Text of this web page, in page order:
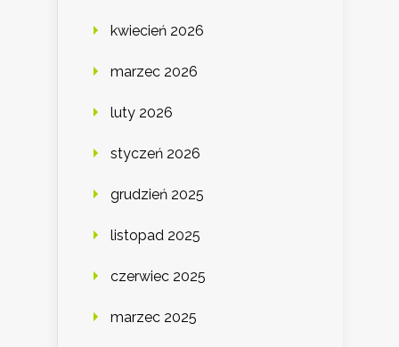
kwiecień 2026
marzec 2026
luty 2026
styczeń 2026
grudzień 2025
listopad 2025
czerwiec 2025
marzec 2025